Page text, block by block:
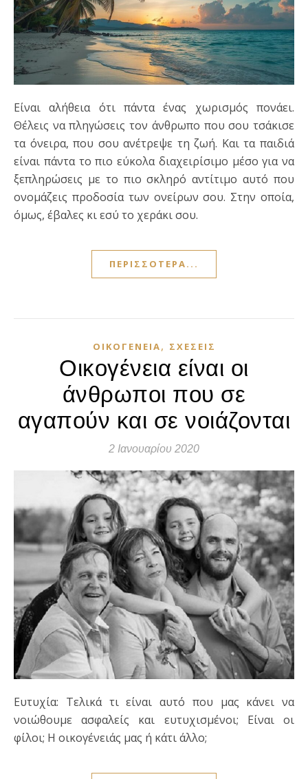
Είναι αλήθεια ότι πάντα ένας χωρισμός πονάει.
Θέλεις να πληγώσεις τον άνθρωπο που σου τσάκισε
τα όνειρα, που σου ανέτρεψε τη ζωή. Και τα παιδιά
είναι πάντα το πιο εύκολα διαχειρίσιμο μέσο για να
ξεπληρώσεις με το πιο σκληρό αντίτιμο αυτό που
ονομάζεις προδοσία των ονείρων σου. Στην οποία,
όμως, έβαλες κι εσύ το χεράκι σου.
ΠΕΡΙΣΣΌΤΕΡΑ...
ΟΙΚΟΓΈΝΕΙΑ, ΣΧΈΣΕΙΣ
Οικογένεια είναι οι
άνθρωποι που σε
αγαπούν και σε νοιάζονται
2 Ιανουαρίου 2020
Ευτυχία: Τελικά τι είναι αυτό που μας κάνει να
νοιώθουμε ασφαλείς και ευτυχισμένοι; Είναι οι
φίλοι; Η οικογένειάς μας ή κάτι άλλο;